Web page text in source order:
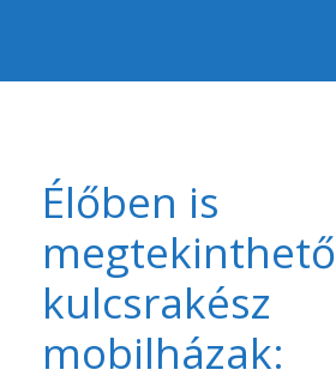
Élőben is
megtekinthető
kulcsrakész
mobilházak: